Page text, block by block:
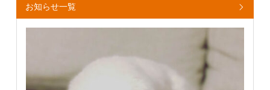
お知らせ一覧